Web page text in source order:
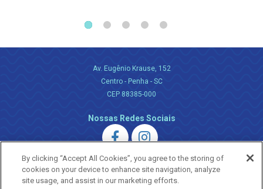
Av. Eugênio Krause, 152
Centro - Penha - SC
CEP 88385-000
Nossas Redes Sociais
By clicking “Accept All Cookies”, you agree to the storing of
cookies on your device to enhance site navigation, analyze
site usage, and assist in our marketing efforts.